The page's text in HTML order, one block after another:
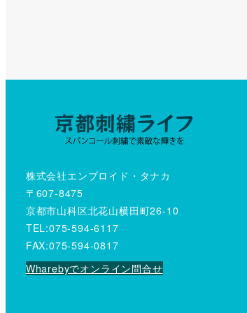
株式会社エンブロイド・タナカ
〒607-8475
京都市山科区北花山横田町26-10
TEL:075-594-6117
FAX:075-594-0817
Wharebyでオンライン問合せ